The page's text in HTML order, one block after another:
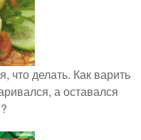
что делать. Как варить
а оставался